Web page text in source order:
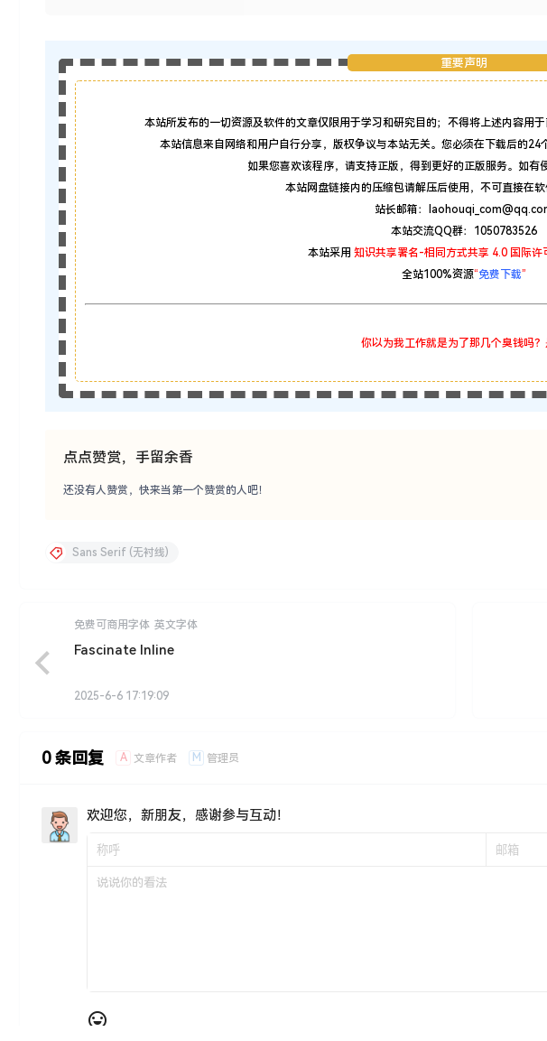
重要声明
本站所发布的一切资源及软件的文章仅限用于学习和研究目的；不得将上述内容用
本站信息来自网络和用户自行分享，版权争议与本站无关。您必须在下载后的24
如果您喜欢该程序，请支持正版，得到更好的正版服务。如有
本站网盘链接内的压缩包请解压后使用，不可直接在软
站长邮箱：
本站交流QQ群：1050783526
本站采用 知识共享署名-相同方式共享 4.0 国际许
全站100%资源“免费下载”
你以为我工作就是为了那几个臭钱吗？
点点赞赏，手留余香
还没有人赞赏，快来当第一个赞赏的人吧！
Sans Serif (无衬线)
免费可商用字体 英文字体
Fascinate Inline
2025-6-6 17:19:09
0 条回复 A 文章作者 M 管理员
欢迎您，新朋友，感谢参与互动！